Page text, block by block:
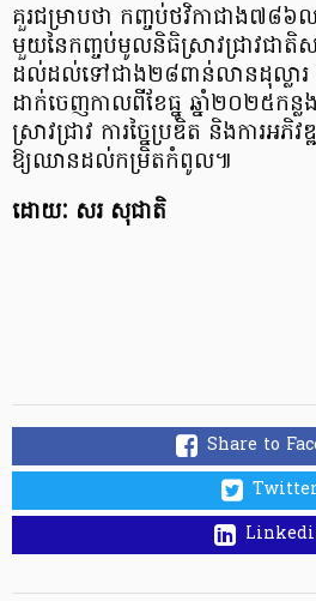
គួរជម្រាបថា កញ្ចប់ថវិកាជាង៧៨៦ល
មួយនៃកញ្ចប់មូលនិធិស្រាវជ្រាវជាតិ
ដល់ដល់ទៅជាង២៨ពាន់លានដុល្លារ
ដាក់ចេញកាលពីខែធ្នូ ឆ្នាំ២០២៥កន្
ស្រាវជ្រាវ ការច្នៃប្រឌិត និងការអ
ឱ្យឈានដល់កម្រិតកំពូល៕
ដោយៈ សរ សុជាតិ
Share to